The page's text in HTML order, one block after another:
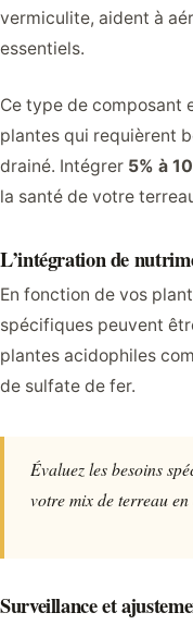
vermiculite, aident à
essentiels.
Ce type de composant
plantes qui requièrent
drainé. Intégrer 5% à
la santé de votre
L’intégration de
En fonction de vos
spécifiques peuvent
plantes acidophiles
de sulfate de fer.
Évaluez les besoins
votre mix de terreau en
Surveillance et